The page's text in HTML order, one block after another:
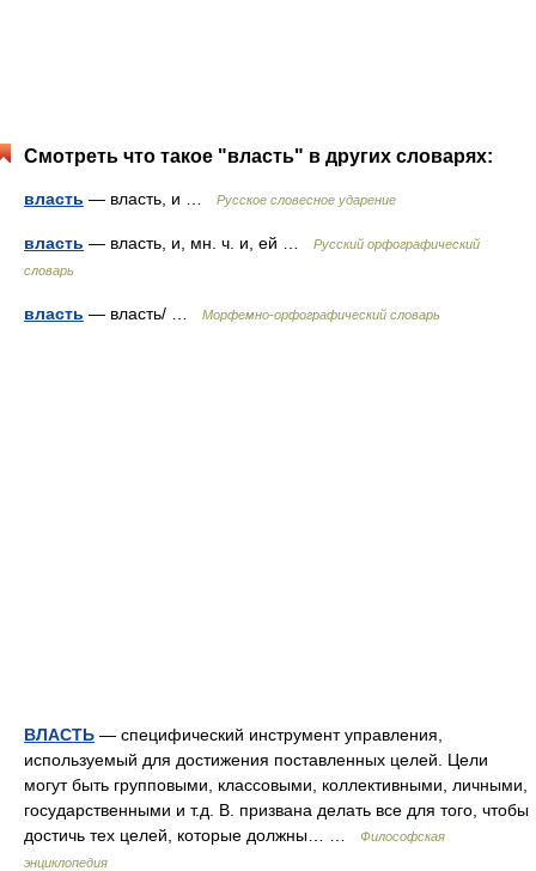
Смотреть что такое "власть" в других словарях:
власть — власть, и … Русское словесное ударение
власть — власть, и, мн. ч. и, ей …
Русский орфографический
словарь
власть — власть/ … Морфемно-орфографический словарь
ВЛАСТЬ — специфический инструмент управления,
используемый для достижения поставленных целей. Цели
могут быть групповыми, классовыми, коллективными, личными,
государственными и т.д. В. призвана делать все для того, чтобы
достичь тех целей, которые должны… …
Философская
энциклопедия